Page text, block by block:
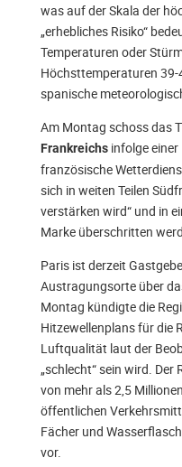
was auf der Skala der
„erhebliches Risiko“
Temperaturen oder
Höchsttemperaturen 39-
spanische
Am Montag schoss das
Frankreichs infolgeeiner
französische
sich in weiten Teilen
verstärken wird“ und in
Marke überschritten
Paris ist derzeit
Austragungsorte über
Montag kündigte die
Hitzewellenplans für die
Luftqualität laut der
„schlecht“ sein wird.
von mehr als 2,5
öffentlichen
Fächer und
vor.